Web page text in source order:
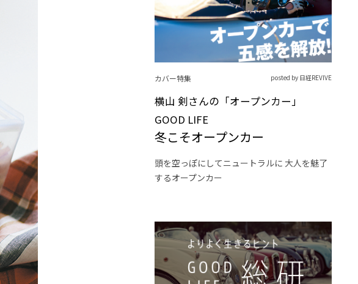
カバー特集 posted by 日経REVIVE
横山 剣さんの「オープンカー」
GOOD LIFE
冬こそオープンカー
頭を空っぽにしてニュートラルに 大人を魅了
するオープンカー